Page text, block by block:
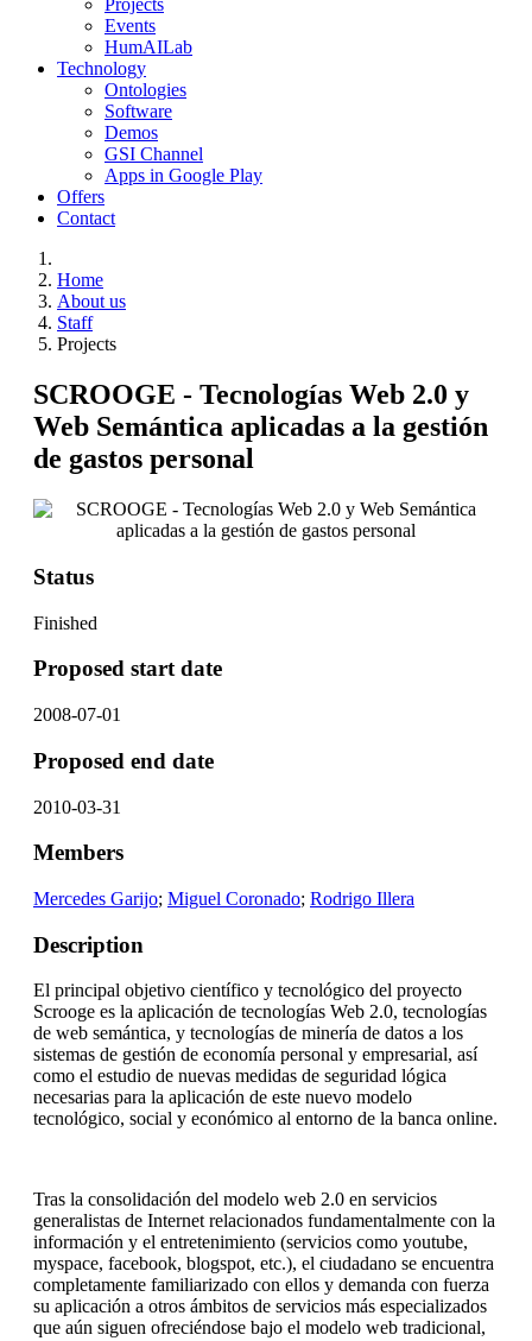
Projects
Events
HumAILab
Technology
Ontologies
Software
Demos
GSI Channel
Apps in Google Play
Offers
Contact
Home
About us
Staff
Projects
SCROOGE - Tecnologías Web 2.0 y
Web Semántica aplicadas a la gestión
de gastos personal
Status
Finished
Proposed start date
2008-07-01
Proposed end date
2010-03-31
Members
Mercedes Garijo; Miguel Coronado; Rodrigo Illera
Description
El principal objetivo científico y tecnológico del proyecto
Scrooge es la aplicación de tecnologías Web 2.0, tecnologías
de web semántica, y tecnologías de minería de datos a los
sistemas de gestión de economía personal y empresarial, así
como el estudio de nuevas medidas de seguridad lógica
necesarias para la aplicación de este nuevo modelo
tecnológico, social y económico al entorno de la banca online.
Tras la consolidación del modelo web 2.0 en servicios
generalistas de Internet relacionados fundamentalmente con la
información y el entretenimiento (servicios como youtube,
myspace, facebook, blogspot, etc.), el ciudadano se encuentra
completamente familiarizado con ellos y demanda con fuerza
su aplicación a otros ámbitos de servicios más especializados
que aún siguen ofreciéndose bajo el modelo web tradicional,